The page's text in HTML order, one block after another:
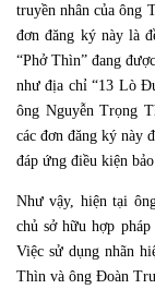
truyền nhân của ông
đơn đăng ký này là
“Phở Thìn” đang
như địa chỉ “13 Lò
ông Nguyễn Trọng
các đơn đăng ký này
đáp ứng điều kiện
Như vậy, hiện tại
chủ sở hữu hợp
Việc sử dụng nhãn
Thìn và ông Đoàn